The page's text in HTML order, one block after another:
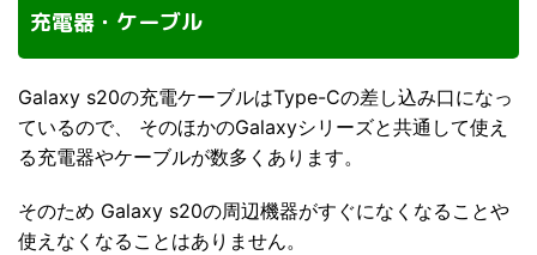
充電器・ケーブル
Galaxy s20の充電ケーブルはType-Cの差し込み口になっ
ているので、 そのほかのGalaxyシリーズと共通して使え
る充電器やケーブルが数多くあります。
そのため Galaxy s20の周辺機器がすぐになくなることや
使えなくなることはありません。